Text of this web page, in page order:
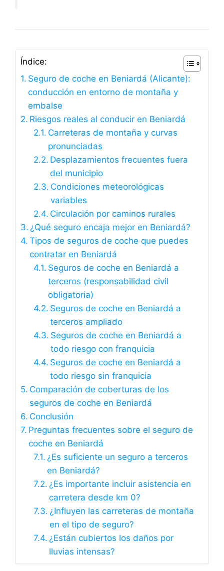
Índice:
Seguro de coche en Beniardá (Alicante):
conducción en entorno de montaña y
embalse
Riesgos reales al conducir en Beniardá
Carreteras de montaña y curvas
pronunciadas
Desplazamientos frecuentes fuera
del municipio
Condiciones meteorológicas
variables
Circulación por caminos rurales
¿Qué seguro encaja mejor en Beniardá?
Tipos de seguros de coche que puedes
contratar en Beniardá
Seguros de coche en Beniardá a
terceros (responsabilidad civil
obligatoria)
Seguros de coche en Beniardá a
terceros ampliado
Seguros de coche en Beniardá a
todo riesgo con franquicia
Seguros de coche en Beniardá a
todo riesgo sin franquicia
Comparación de coberturas de los
seguros de coche en Beniardá
Conclusión
Preguntas frecuentes sobre el seguro de
coche en Beniardá
¿Es suficiente un seguro a terceros
en Beniardá?
¿Es importante incluir asistencia en
carretera desde km 0?
¿Influyen las carreteras de montaña
en el tipo de seguro?
¿Están cubiertos los daños por
lluvias intensas?